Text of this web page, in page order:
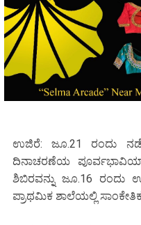
ಉಜಿರೆ: ಜೂ.21 ರಂದು
ದಿನಾಚರಣೆಯ
ಶಿಬಿರವನ್ನು ಜೂ.16
ಪ್ರಾಥಮಿಕ ಶಾಲೆಯಲ್ಲಿ